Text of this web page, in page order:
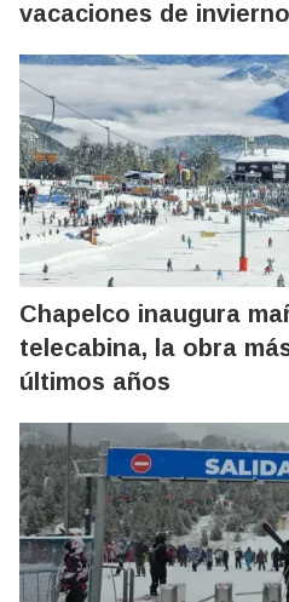
vacaciones de
Chapelco inaugura
telecabina, la obra
últimos años